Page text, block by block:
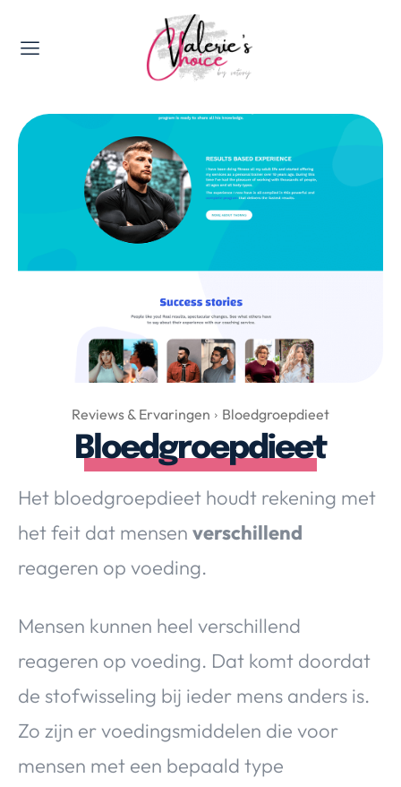
Valerie's Topics
Travel & Culture
Food & Drinks
Happyness & Opmerkelijk
Lifestyle, Sport & Duurzaamheid
Gadgets & Tech
Huis & Tuin
Nieuws & Media
Over Valerie
Over Valerie
De Top 5
Contact
VALERIE'S CHOICE
Travel
Lifestyle
Reviews & Ervaringen Bloedgroepdieet
Bloedgroepdieet
Het bloedgroepdieet houdt rekening met
het feit dat mensen verschillend
reageren op voeding.
Mensen kunnen heel verschillend
reageren op voeding. Dat komt doordat
de stofwisseling bij ieder mens anders is.
Zo zijn er voedingsmiddelen die voor
mensen met een bepaald type